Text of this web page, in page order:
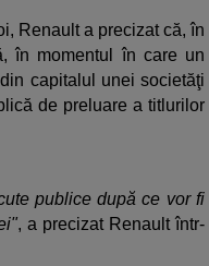
Renault a precizat că, în
în momentul în care un
capitalul unei societăţi
de preluare a titlurilor
publice după ce vor fi
, a precizat Renault într-